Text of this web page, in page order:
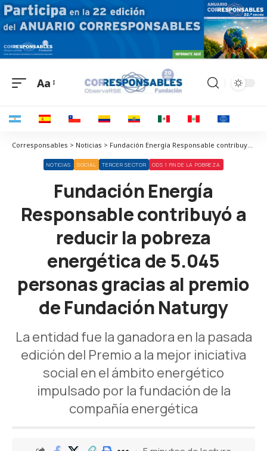
Aa
Corresponsables > Noticias > Fundación Energía Responsable contribuyó a reducir la pobreza energética de 5.045 personas gracias al premio de Fundación Naturgy
NOTICIAS SOCIAL TERCER SECTOR ODS 1 FIN DE LA POBREZA
Fundación Energía
Responsable contribuyó a
reducir la pobreza
energética de 5.045
personas gracias al premio
de Fundación Naturgy
La entidad fue la ganadora en la pasada
edición del Premio a la mejor iniciativa
social en el ámbito energético
impulsado por la fundación de la
compañía energética